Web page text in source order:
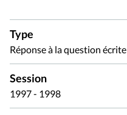
Type
Réponse à la question écrite
Session
1997 - 1998